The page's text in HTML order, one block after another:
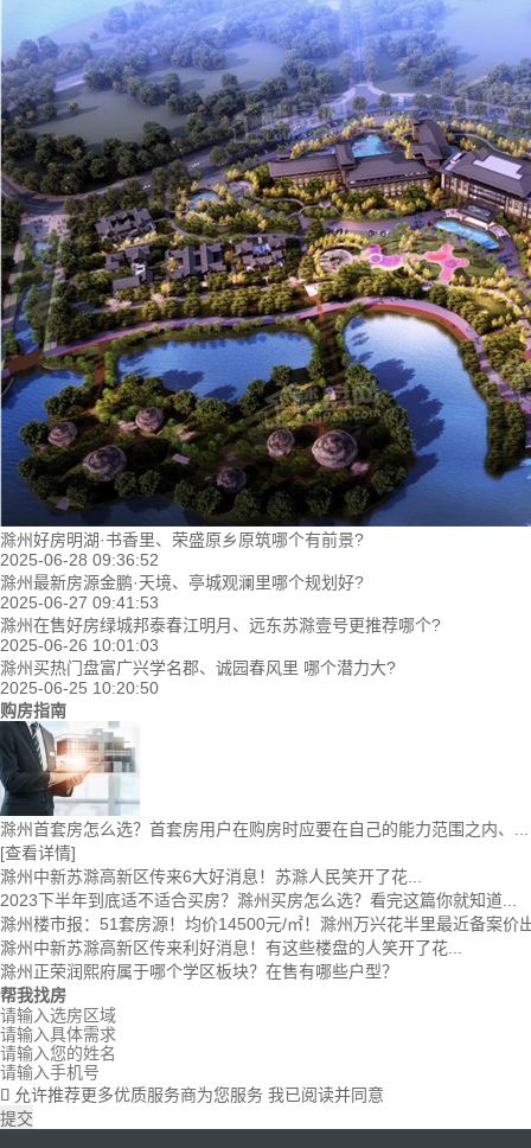
滁州好房明湖·书香里、荣盛原乡原筑哪个有前景?
2025-06-28 09:36:52
滁州最新房源金鹏·天境、亭城观澜里哪个规划好?
2025-06-27 09:41:53
滁州在售好房绿城邦泰春江明月、远东苏滁壹号更推荐哪个?
2025-06-26 10:01:03
滁州买热门盘富广兴学名郡、诚园春风里 哪个潜力大?
2025-06-25 10:20:50
购房指南
滁州首套房怎么选？首套房用户在购房时应要在自己的能力范围之内、...
[查看详情]
滁州中新苏滁高新区传来6大好消息！苏滁人民笑开了花...
2023下半年到底适不适合买房？滁州买房怎么选？看完这篇你就知道...
滁州楼市报：51套房源！均价14500元/㎡！滁州万兴花半里最近备案价
滁州中新苏滁高新区传来利好消息！有这些楼盘的人笑开了花...
滁州正荣润熙府属于哪个学区板块？在售有哪些户型？
帮我找房
 允许推荐更多优质服务商为您服务 我已阅读并同意
提交